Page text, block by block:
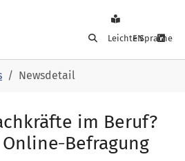
Leichte Sprache
EN
Newsdetail
im Beruf?